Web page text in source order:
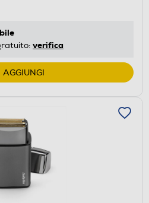
verifica
AGGIUNGI